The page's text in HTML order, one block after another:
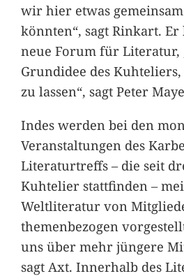
wir hier etwas
könnten“, sagt Rinkart. Er
neue Forum für Literatur,
Grundidee des
zu lassen“, sagt Peter
Indes werden bei den
Veranstaltungen des
Literaturtreffs – die seit
Kuhtelier stattfinden –
Weltliteratur von
themenbezogen
uns über mehr jüngere
sagt Axt. Innerhalb des